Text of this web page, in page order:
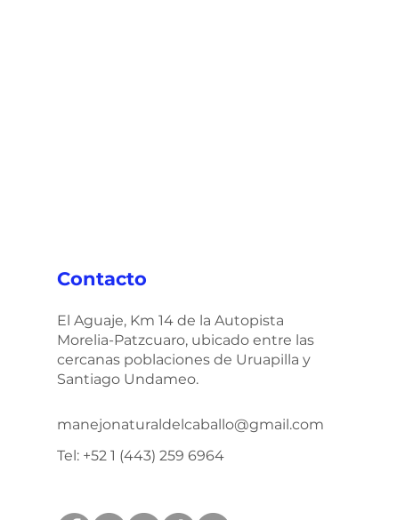
Contacto
El Aguaje, Km 14 de la Autopista
Morelia-Patzcuaro, ubicado entre las
cercanas poblaciones de Uruapilla y
Santiago Undameo.
manejonaturaldelcaballo@gmail.com
Tel: +52 1 (443) 259 6964